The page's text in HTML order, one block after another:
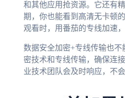
和其他应用抢资源。它还有
期，你也能看到高清无卡顿
观看时，用番茄的专线加速
数据安全加密+专线传输也
密技术和专线传输，确保连
业技术团队会及时响应，不